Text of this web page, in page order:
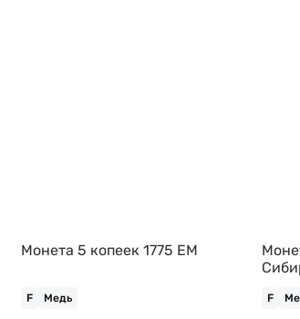
Монета 5 копеек 1775 ЕМ
F Медь F